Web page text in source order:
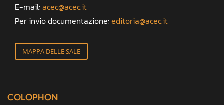
E-mail: acec@acec.it
Per invio documentazione: editoria@acec.it
MAPPA DELLE SALE
COLOPHON